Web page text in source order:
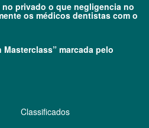
privado o que negligencia no
os médicos dentistas com o
marcada pelo
Classificados